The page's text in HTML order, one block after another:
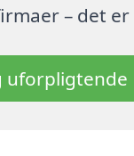
– det er
uforpligtende